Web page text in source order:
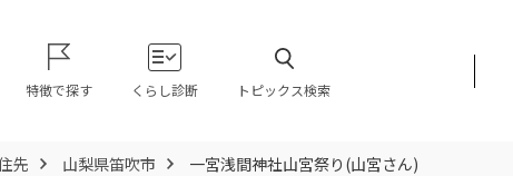
特徴で探す くらし診断 トピックス検索
先 山梨県笛吹市 一宮浅間神社山宮祭り(山宮さん)